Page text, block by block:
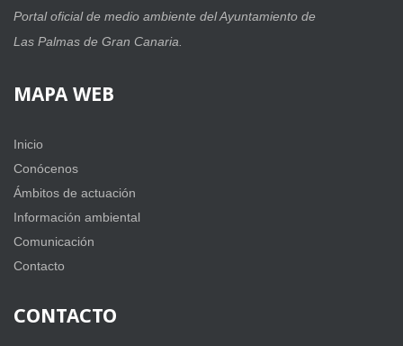
Portal oficial de medio ambiente del Ayuntamiento de
Las Palmas de Gran Canaria.
MAPA WEB
Inicio
Conócenos
Ámbitos de actuación
Información ambiental
Comunicación
Contacto
CONTACTO